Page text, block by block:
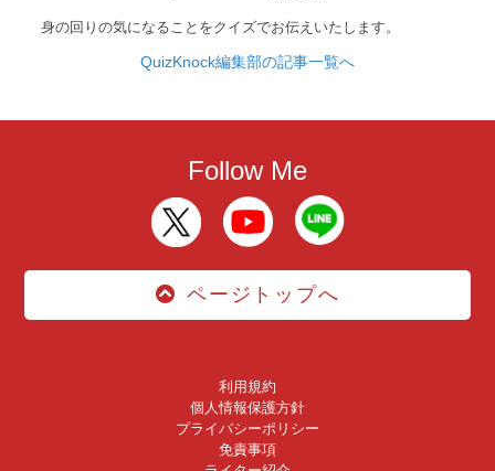
身の回りの気になることをクイズでお伝えいたします。
QuizKnock編集部の記事一覧へ
Follow Me
ページトップへ
利用規約
個人情報保護方針
プライバシーポリシー
免責事項